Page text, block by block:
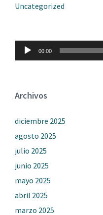
Uncategorized
Reproductor
audio
00:00
Archivos
diciembre 2025
agosto 2025
julio 2025
junio 2025
mayo 2025
abril 2025
marzo 2025